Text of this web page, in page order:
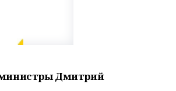
министры Дмитрий